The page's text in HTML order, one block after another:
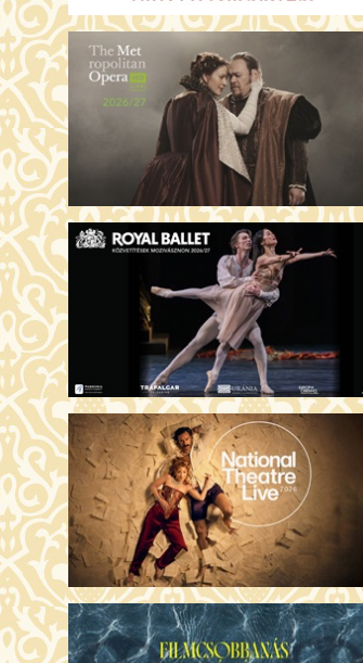
JEGYVÁSÁRLÁS
19:00 Fábri terem
AZ ÖRDÖG PRADÁT VISEL 2. (12)
19:00 Csortos terem
ÁDÁM ALMÁI (16)
JEGYVÁSÁRLÁS
19:00 Törőcsik Mari terem
HOGYAN TUDNÉK ÉLNI
NÉLKÜLED? (12)
JEGYVÁSÁRLÁS
19:00 Díszterem
ODÜSSZEIA (16)